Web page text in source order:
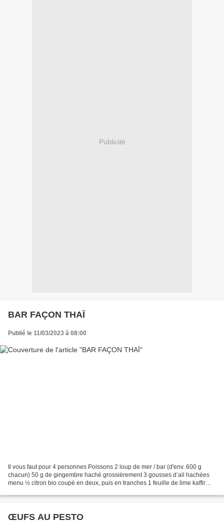
Publicité
BAR FAÇON THAÏ
Publié le 11/03/2023 à 08:00
Il vous faut pour 4 personnes Poissons 2 loup de mer / bar (d'env. 600 g
chacun) 50 g de gingembre haché grossièrement 3 gousses d’ail hachées
menu ½ citron bio coupé en deux, puis en tranches 1 feuille de lime kaffir
ŒUFS AU PESTO